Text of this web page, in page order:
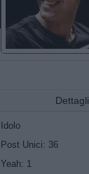
Dettagli
Idolo
Post Unici: 36
Yeah: 1